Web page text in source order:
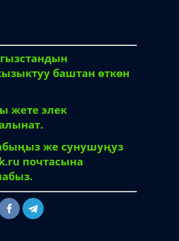
баштан өткөн
жете элек
же сунушуңуз
почтасына